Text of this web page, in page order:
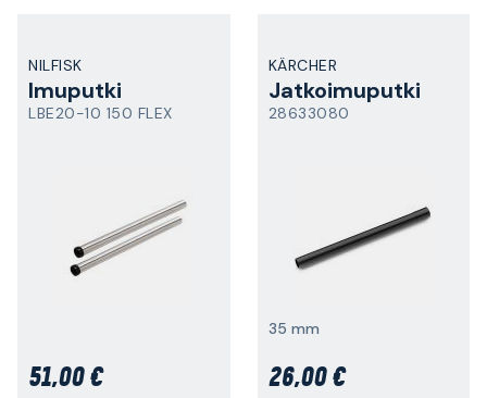
NILFISK
Imuputki
LBE20-10 150 FLEX
51,00 €
KÄRCHER
Jatkoimuputki
28633080
35 mm
26,00 €